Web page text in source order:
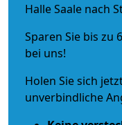
Halle Saale nach
Sparen Sie bis zu
bei uns!
Holen Sie sich
unverbindliche